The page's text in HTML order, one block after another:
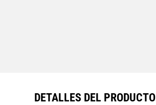
DETALLES DEL PRODUCTO